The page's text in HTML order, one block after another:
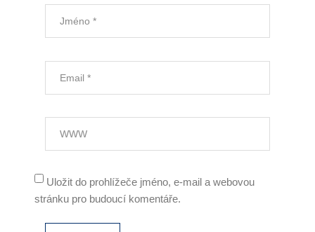
Uložit do prohlížeče jméno, e-mail a webovou
stránku pro budoucí komentáře.